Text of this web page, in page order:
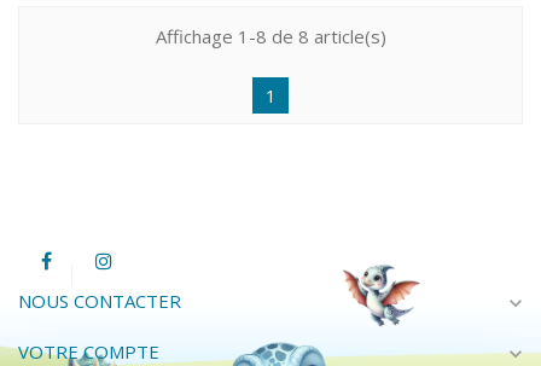
Affichage 1-8 de 8 article(s)
1
NOUS CONTACTER expand_more
VOTRE COMPTE expand_more